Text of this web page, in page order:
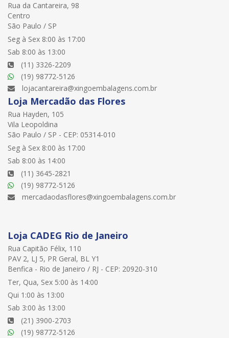
Rua da Cantareira, 98
Centro
São Paulo / SP
Seg à Sex 8:00 às 17:00
Sab 8:00 às 13:00
(11) 3326-2209
(19) 98772-5126
lojacantareira@xingoembalagens.com.br
Loja Mercadão das Flores
Rua Hayden, 105
Vila Leopoldina
São Paulo / SP - CEP: 05314-010
Seg à Sex 8:00 às 17:00
Sab 8:00 às 14:00
(11) 3645-2821
(19) 98772-5126
mercadaodasflores@xingoembalagens.com.br
Loja CADEG Rio de Janeiro
Rua Capitão Félix, 110
PAV 2, LJ 5, PR Geral, BL Y1
Benfica - Rio de Janeiro / RJ - CEP: 20920-310
Ter, Qua, Sex 5:00 às 14:00
Qui 1:00 às 13:00
Sab 3:00 às 13:00
(21) 3900-2703
(19) 98772-5126